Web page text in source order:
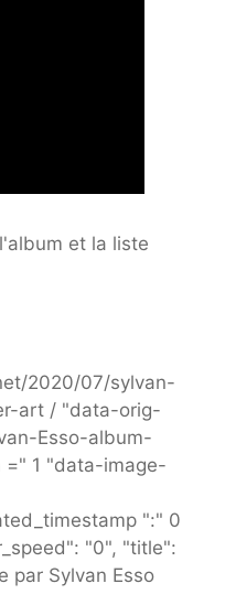
et la liste
2020/07/sylvan-
art / "data-orig-
Esso-album-
1 "data-image-
":" 0
"0", "title":
par Sylvan Esso